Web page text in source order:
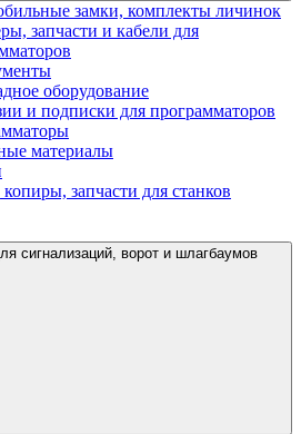
замки, комплекты личинок
запчасти и кабели для
оборудование
и подписки для программаторов
материалы
запчасти для станков
сигнализаций, ворот и шлагбаумов